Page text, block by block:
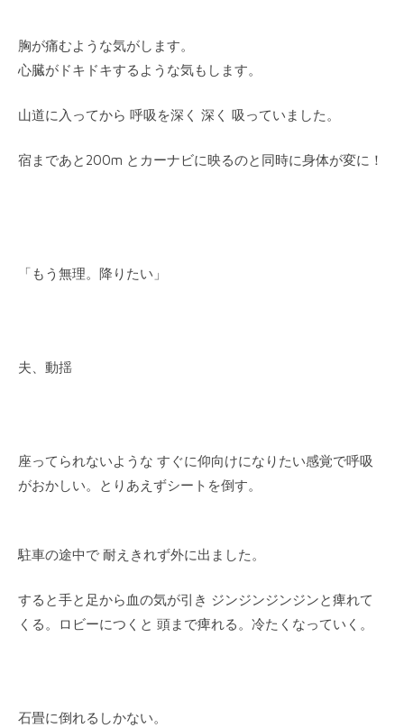
胸が痛むような気がします。
心臓がドキドキするような気もします。
山道に入ってから 呼吸を深く 深く 吸っていました。
宿まであと200m とカーナビに映るのと同時に身体が変に！
「もう無理。降りたい」
夫、動揺
座ってられないような すぐに仰向けになりたい感覚で呼吸
がおかしい。とりあえずシートを倒す。
駐車の途中で 耐えきれず外に出ました。
すると手と足から血の気が引き ジンジンジンジンと痺れて
くる。ロビーにつくと 頭まで痺れる。冷たくなっていく。
石畳に倒れるしかない。